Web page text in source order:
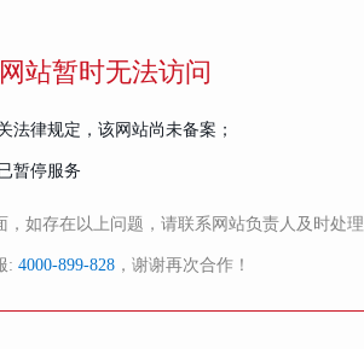
站暂时无法访问
法律规定，该网站尚未备案；
暂停服务
，如存在以上问题，请联系网站负责人及时处理
: 4000-899-828 ，谢谢再次合作！